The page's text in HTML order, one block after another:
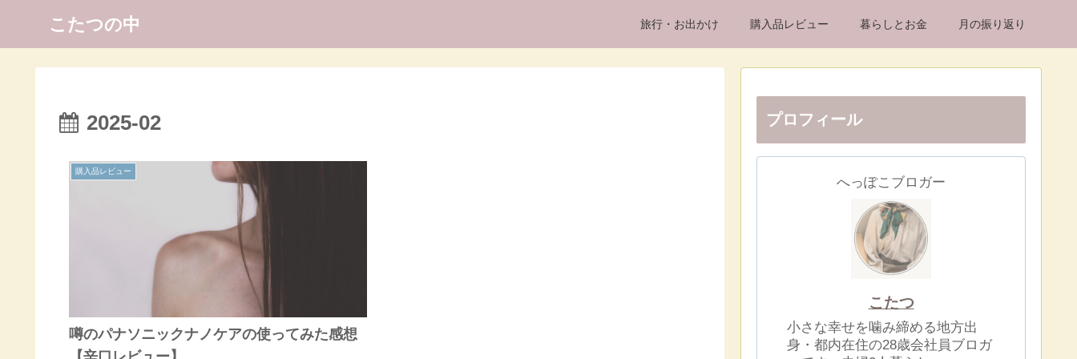
こたつの中 旅行・お出かけ 購入品レビュー 暮らしとお金 月の振り返り
2025-02
購入品レビュー
噂のパナソニックナノケアの使ってみた感想
プロフィール
へっぽこブロガー
こたつ
小さな幸せを噛み締める地方出
身・都内在住の28歳会社員ブロガ